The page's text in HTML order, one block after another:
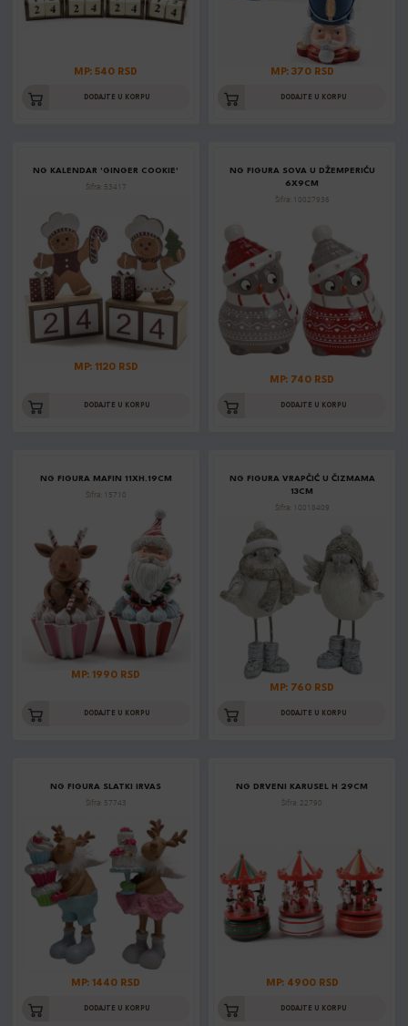
MP: 540 RSD
DODAJTE U KORPU
MP: 370 RSD
DODAJTE U KORPU
NG KALENDAR 'GINGER COOKIE'
Šifra: 53417
MP: 1120 RSD
DODAJTE U KORPU
NG FIGURA SOVA U DŽEMPERIĆU
6X9CM
Šifra: 10027936
MP: 740 RSD
DODAJTE U KORPU
NG FIGURA MAFIN 11XH.19CM
Šifra: 15710
MP: 1990 RSD
DODAJTE U KORPU
NG FIGURA VRAPČIĆ U ČIZMAMA
13CM
Šifra: 10018409
MP: 760 RSD
DODAJTE U KORPU
NG FIGURA SLATKI IRVAS
Šifra: 57743
MP: 1440 RSD
DODAJTE U KORPU
NG DRVENI KARUSEL H 29CM
Šifra: 22790
MP: 4900 RSD
DODAJTE U KORPU